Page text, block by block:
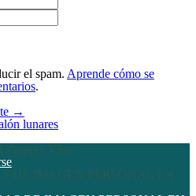
el spam. Aprende cómo se
.
→
lunares
shopper Vigo
DE IMAGEN PERSONAL EN